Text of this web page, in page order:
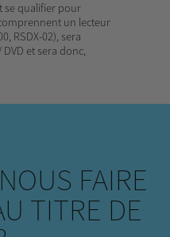
se qualifier pour
un lecteur
RSDX-02), sera
et sera donc,
FAIRE
TITRE DE